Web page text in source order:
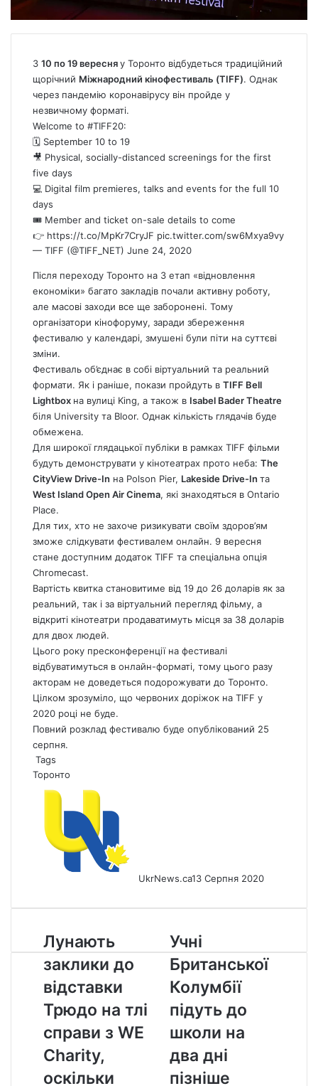
З 10 по 19 вересняу Торонто відбудеться традиційний
щорічний Міжнародний кінофестиваль (TIFF). Однак
через пандемію коронавірусу він пройде у
незвичному форматі.
Welcome to #TIFF20:
🗓️ September 10 to 19
🎥 Physical, socially-distanced screenings for the first
five days
💻 Digital film premieres, talks and events for the full 10
days
🎟️ Member and ticket on-sale details to come
👉 https://t.co/MpKr7CryJF pic.twitter.com/sw6Mxya9vy
— TIFF (@TIFF_NET) June 24, 2020
Після переходу Торонто на 3 етап «відновлення
економіки» багато закладів почали активну роботу,
але масові заходи все ще заборонені. Тому
організатори кінофоруму, заради збереження
фестивалю у календарі, змушені були піти на суттєві
зміни.
Фестиваль об’єднає в собі віртуальний та реальний
формати. Як і раніше, покази пройдуть в TIFF Bell
Lightbox на вулиці King, а також в Isabel Bader Theatre
біля University та Bloor. Однак кількість глядачів буде
обмежена.
Для широкої глядацької публіки в рамках TIFF фільми
будуть демонструвати у кінотеатрах прото неба: The
CityView Drive-In на Polson Pier, Lakeside Drive-In та
West Island Open Air Cinema, які знаходяться в Ontario
Place.
Для тих, хто не захоче ризикувати своїм здоров’ям
зможе слідкувати фестивалем онлайн. 9 вересня
стане доступним додаток TIFF та спеціальна опція
Chromecast.
Вартість квитка становитиме від 19 до 26 доларів як за
реальний, так і за віртуальний перегляд фільму, а
відкриті кінотеатри продаватимуть місця за 38 доларів
для двох людей.
Цього року пресконференції на фестивалі
відбуватимуться в онлайн-форматі, тому цього разу
акторам не доведеться подорожувати до Торонто.
Цілком зрозуміло, що червоних доріжок на TIFF у
2020 році не буде.
Повний розклад фестивалю буде опублікований 25
серпня.
Tags
Торонто
UkrNews.ca13 Серпня 2020
Лунають
заклики
до
відставки
Трюдо
тлі
справи
з
Лунають
заклики до
відставки
Трюдо на тлі
справи з WE
Charity,
оскільки
Учні
Британської
Колумбії
підуть
до
школи
на
два
дні
пізніше
Учні
Британської
Колумбії
підуть до
школи на
два дні
пізніше